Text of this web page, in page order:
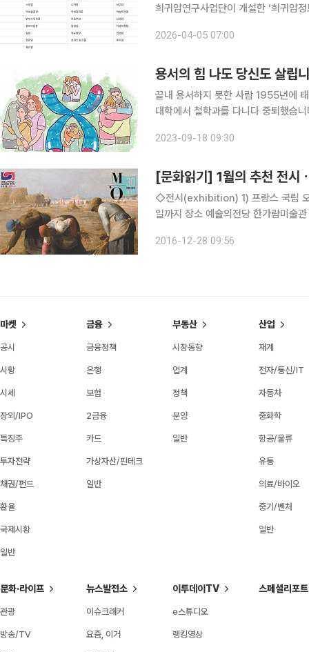
희귀암연구사업단이 개설한 ‘희귀암
드물게 발생하는 암을 의미한다. 모든
2026-04-05 07:00
용서의 힘 나도 당신도 살립
끝내 용서하지 못한 사람 1955년에
대학에서 철학과를 다니다 중퇴했습
폰 시대를 연 스티브 잡스(Steve
2023-09-18 09:30
[문화읽기] 1월의 추천 전시
◇전시(exhibition) 1) 프랑스 국립 오르세
일까지 장소 예술의전당 한가람미술
년 동안 유럽 이외 지역으로 반출된
2016-12-28 09:56
마켓
공시
시황
시세
장외/IPO
특징주
투자전략
채권/펀드
환율
국제시황
일반
금융
금융정책
은행
보험
2금융
카드
가상자산/핀테크
일반
부동산
시장동향
업계
정책
분양
일반
산업
재계
전자/통신/IT
자동차
중화학
항공/물류
유통
의료/바이오
중기/벤처
일반
문화·라이프
관광
방송/TV
뉴스발전소
이슈크래커
요즘, 이거
이투데이TV
e스튜디오
랭킹영상
스페셜리포트